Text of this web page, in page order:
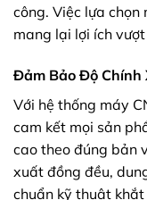
công. Việc lựa
mang lại lợi ích
Đảm Bảo Độ Chính
Với hệ thống máy
cam kết mọi sản
cao theo đúng bản
xuất đồng đều,
chuẩn kỹ thuật